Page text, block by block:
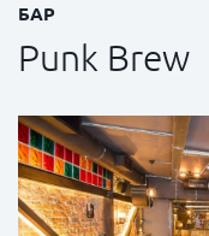
БАР
Punk Brew